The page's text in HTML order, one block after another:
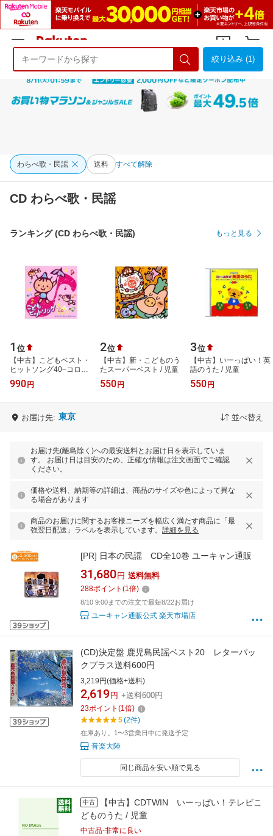
ようこそ 楽天市場へ ログイン
絞り込み (1)
わらべ歌・民謡 送料 すべて解除
CD わらべ歌・民謡
ランキング (CD わらべ歌・民謡) もっと見る
1 位
【中古】こどもベスト・
ヒットソング40−コロン
パッ！・ドコノコノキノ
コ / 児童
990 円
2位
【中古】新・こどものう
たスーパーベスト / 児童
550 円
3位
【中古】いーっぱい！英
語のうた / 児童
550 円
お届け先: 東京 並べ替え
お届け先(離島除く)への最安送料とお届け日を表示していま
す。 お届け日は目安のため、正確な情報は注文画面でご確認
ください。
価格や送料、納期等の詳細は、商品のサイズや色によって異な
る場合があります
商品のお届けに関するお客様ニーズを幅広く満たす商品に「最
強翌日配送」ラベルを表示しています。 詳細を見る
[PR] 日本の民謡 CD全10巻 ユーキャン通販
31,680 円 送料無料
288ポイント (1倍)
8/10 9:00までの注文で最短8/22お届け
ユーキャン通販公式 楽天市場店
(CD)決定盤 鹿児島民謡ベスト20 レターパッ
クプラス送料600円
3,219円(価格+送料)
2,619 円 +送料600円
23ポイント (1倍)
5(2件)
在庫あり。1〜3営業日中に発送予定
音楽大陸
同じ商品を安い順で見る
中古
【中古】CDTWIN いーっぱい！テレビこ
どものうた / 児童
中古品-非常に良い